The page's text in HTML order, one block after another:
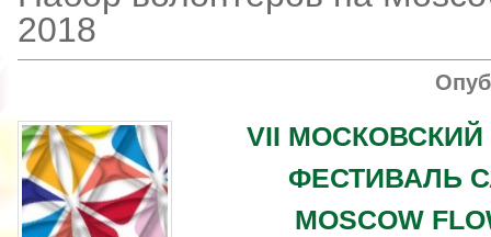
2018
VII
ФЕСТИВАЛЬ
MOSCOW